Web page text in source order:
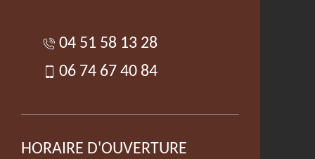
04 51 58 13 28
06 74 67 40 84
HORAIRE D'OUVERTURE